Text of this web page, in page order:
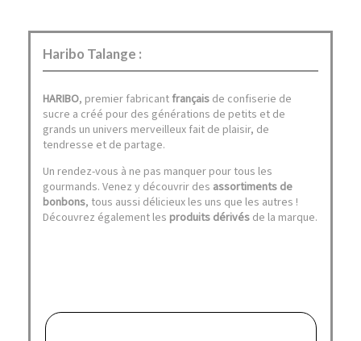
Haribo Talange :
HARIBO, premier fabricant français de confiserie de
sucre a créé pour des générations de petits et de
grands un univers merveilleux fait de plaisir, de
tendresse et de partage.
Un rendez-vous à ne pas manquer pour tous les
gourmands. Venez y découvrir des assortiments de
bonbons, tous aussi délicieux les uns que les autres !
Découvrez également les produits dérivés de la marque.